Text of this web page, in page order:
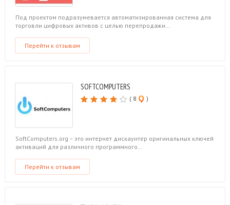
Под проектом подразумевается автоматизированная система для
торговли цифровых активов с целью перепродажи…
Перейти к отзывам
SOFTCOMPUTERS
( 8 )
SoftComputers.org – это интернет дискаунтер оригинальных ключей
активаций для различного программного…
Перейти к отзывам